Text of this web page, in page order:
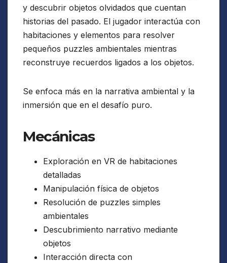
y descubrir objetos olvidados que cuentan
historias del pasado. El jugador interactúa con
habitaciones y elementos para resolver
pequeños puzzles ambientales mientras
reconstruye recuerdos ligados a los objetos.
Se enfoca más en la narrativa ambiental y la
inmersión que en el desafío puro.
Mecánicas
Exploración en VR de habitaciones
detalladas
Manipulación física de objetos
Resolución de puzzles simples
ambientales
Descubrimiento narrativo mediante
objetos
Interacción directa con